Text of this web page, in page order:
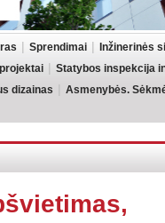
Sprendimai
Inžinerinės
Statybos inspekcija
dizainas
Asmenybės.